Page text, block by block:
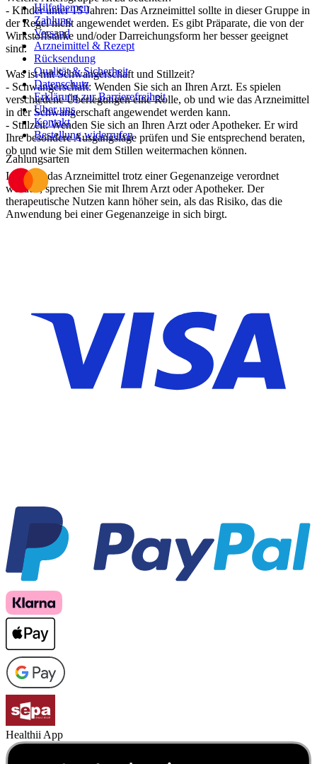
- Kinder unter 15 Jahren: Das Arzneimittel sollte in dieser Gruppe in
der Regel nicht angewendet werden. Es gibt Präparate, die von der
Wirkstoffstärke und/oder Darreichungsform her besser geeignet
sind.
Was ist mit Schwangerschaft und Stillzeit?
- Schwangerschaft: Wenden Sie sich an Ihren Arzt. Es spielen
verschiedene Überlegungen eine Rolle, ob und wie das Arzneimittel
in der Schwangerschaft angewendet werden kann.
- Stillzeit: Wenden Sie sich an Ihren Arzt oder Apotheker. Er wird
Ihre besondere Ausgangslage prüfen und Sie entsprechend beraten,
ob und wie Sie mit dem Stillen weitermachen können.
Ist Ihnen das Arzneimittel trotz einer Gegenanzeige verordnet
worden, sprechen Sie mit Ihrem Arzt oder Apotheker. Der
therapeutische Nutzen kann höher sein, als das Risiko, das die
Anwendung bei einer Gegenanzeige in sich birgt.
Hilfethemen
Zahlung
Versand
Arzneimittel & Rezept
Rücksendung
Qualität & Sicherheit
Datenschutz
Erklärung zur Barrierefreiheit
Über uns
Kontakt
Bestellung widerrufen
Zahlungsarten
Healthii App